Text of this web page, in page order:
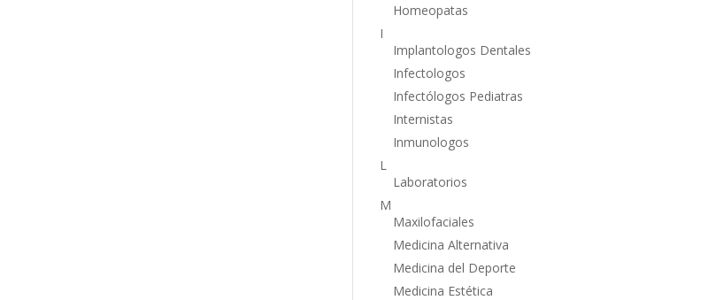
Homeopatas
I
Implantologos Dentales
Infectologos
Infectólogos Pediatras
Internistas
Inmunologos
L
Laboratorios
M
Maxilofaciales
Medicina Alternativa
Medicina del Deporte
Medicina Estética